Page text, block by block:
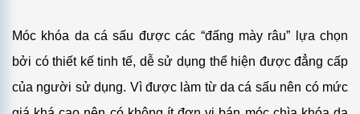
Móc khóa da cá sấu được các “đấng mày râu” lựa chọn
bởi có thiết kế tinh tế, dễ sử dụng thể hiện được đẳng cấp
của người sử dụng. Vì được làm từ da cá sấu nên có mức